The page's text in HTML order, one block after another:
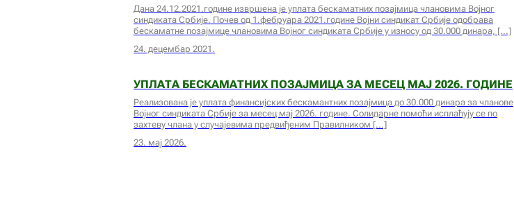
Дана 24.12.2021.године извршена је уплата бескаматних позајмица члановима Војног
синдиката Србије. Почев од 1.фебруара 2021.године Војни синдикат Србије одобрава
бескаматне позајмице члановима Војног синдиката Србије у износу од 30.000 динара,
24. децембар 2021.
УПЛАТА БЕСКАМАТНИХ ПОЗАЈМИЦА ЗА МЕСЕЦ МАЈ 2026. ГОДИНЕ
Реализована је уплата финансијских бескамантних позајмица до 30.000 динара за чланове
Војног синдиката Србије за месец мај 2026. године. Солидарне помоћи исплаћују се по
захтеву члана у случајевима предвиђеним Правилником
23. мај 2026.